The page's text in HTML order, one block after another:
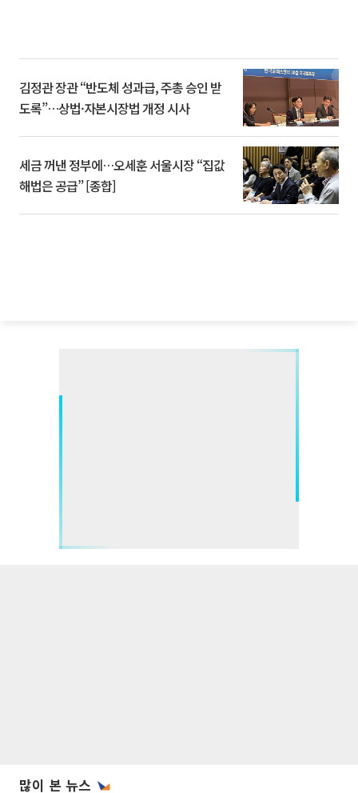
김정관 장관 “반도체 성과급, 주총 승인 받
도록”…상법·자본시장법 개정 시사
세금 꺼낸 정부에…오세훈 서울시장 “집값
해법은 공급” [종합]
많이 본 뉴스